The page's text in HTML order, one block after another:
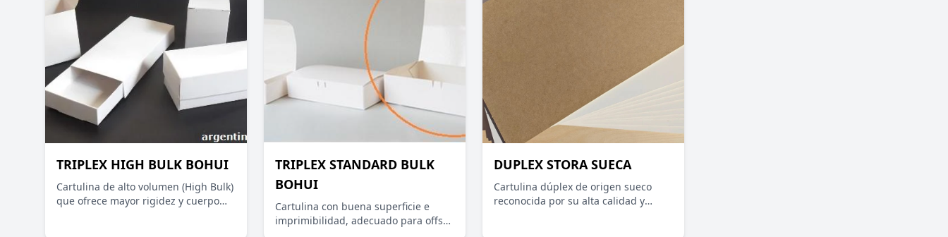
TRIPLEX HIGH BULK BOHUI
Cartulina de alto volumen (High Bulk)
que ofrece mayor rigidez y cuerpo
TRIPLEX STANDARD BULK
BOHUI
Cartulina con buena superficie e
imprimibilidad, adecuado para offset
DUPLEX STORA SUECA
Cartulina dúplex de origen sueco
reconocida por su alta calidad y